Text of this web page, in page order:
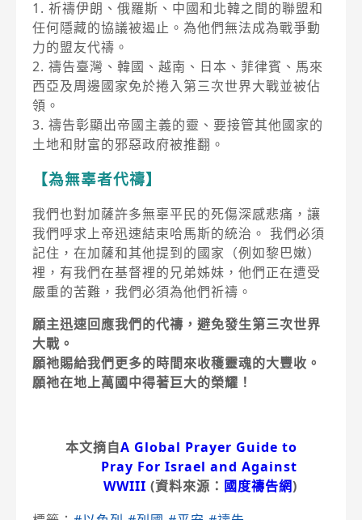
1. 祈禱伊朗、俄羅斯、中國和北韓之間的聯盟和
任何隱藏的協議被遏止。為他們無法成為戰爭動
力的盟友代禱。
2. 禱告臺灣、韓國、越南、日本、菲律賓、馬來
西亞及周邊國家免於捲入第三次世界大戰並被佔
領。
3. 禱告彰顯出帝國主義的靈、要接管其他國家的
土地和財富的邪惡政府被推翻。
【為無辜者代禱】
我們也對加薩許多無辜平民的死傷深感悲痛，讓
我們呼求上帝迅速結束哈馬斯的統治。 我們必須
記住，在加薩和其他提到的國家（例如黎巴嫩）
裡，有我們在基督裡的兄弟姊妹，他們正在遭受
嚴重的苦難，我們必須為他們祈禱。
願主迅速回應我們的代禱，避免發生第三次世界
大戰。
願祂賜給我們更多的時間來收穫靈魂的大豐收。
願祂在地上萬國中得著巨大的榮耀！
本文摘自A Global Prayer Guide to
Pray For Israel and Against
WWIII (資料來源： 國度禱告網)